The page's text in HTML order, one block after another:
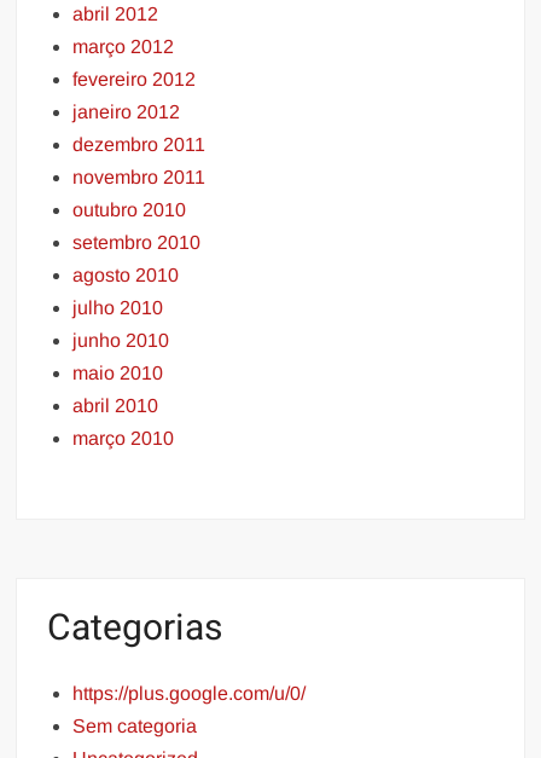
abril 2012
março 2012
fevereiro 2012
janeiro 2012
dezembro 2011
novembro 2011
outubro 2010
setembro 2010
agosto 2010
julho 2010
junho 2010
maio 2010
abril 2010
março 2010
Categorias
https://plus.google.com/u/0/
Sem categoria